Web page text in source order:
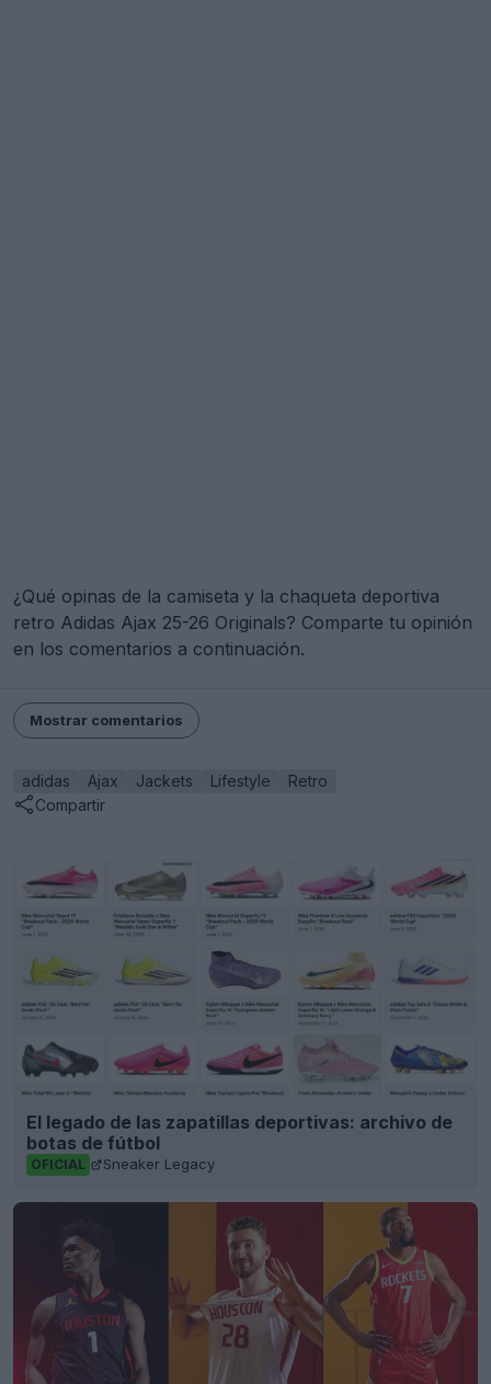
¿Qué opinas de la camiseta y la chaqueta deportiva
retro Adidas Ajax 25-26 Originals? Comparte tu opinión
en los comentarios a continuación.
Mostrar comentarios
adidas Ajax Jackets Lifestyle
Retro
Compartir
El legado de las zapatillas deportivas: archivo de
botas de fútbol
OFICIAL Sneaker Legacy